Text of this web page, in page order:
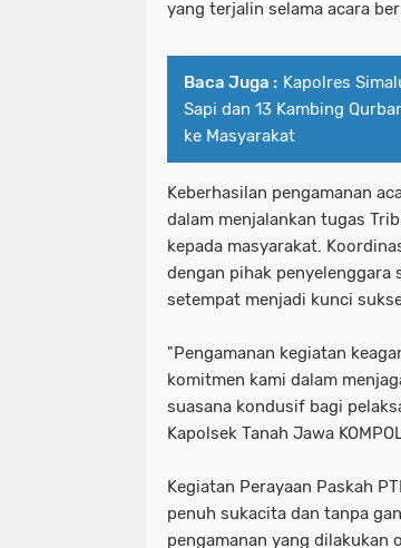
yang terjalin selama acara
Baca Juga : Kapolres
Sapi dan 13 Kambing
ke Masyarakat
Keberhasilan pengamanan
dalam menjalankan tugas
kepada masyarakat.
dengan pihak penyelenggara
setempat menjadi kunci
"Pengamanan kegiatan
komitmen kami dalam
suasana kondusif bagi
Kapolsek Tanah Jawa
Kegiatan Perayaan Paskah
penuh sukacita dan tanpa
pengamanan yang dilakukan